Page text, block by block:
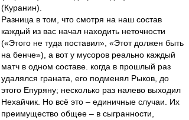
(Куранин).
Разница в том, что смотря на наш состав
каждый из вас начал находить неточности
(«Этого не туда поставил», «Этот должен быть
на бенче»), а вот у мусоров реально каждый
матч в одном составе. когда в прошлый раз
удалялся граната, его подменял Рыков, до
этого Епуряну; несколько раз налево выходил
Нехайчик. Но всё это – единичные случаи. Их
преимущество общее – в сыгранности,